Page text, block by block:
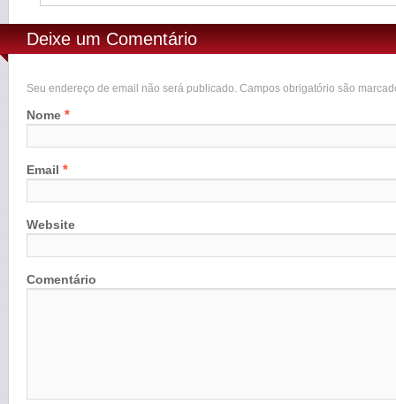
Deixe um Comentário
Seu endereço de email não será publicado. Campos obrigatório são
Nome *
Email *
Website
Comentário